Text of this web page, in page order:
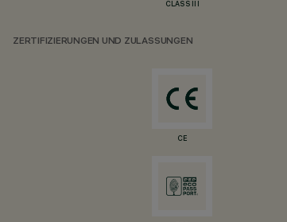
CLASS III
ZERTIFIZIERUNGEN UND ZULASSUNGEN
CE